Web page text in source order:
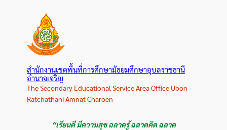
สำนักงานเขตพื้นที่การศึกษามัธยมศึกษาอุบลราชธานี
อำนาจเจริญ
The Secondary Educational Service Area Office Ubon
Ratchathani Amnat Charoen
“เรียนดี มีความสุข ฉลาดรู้ ฉลาดคิด ฉลาด